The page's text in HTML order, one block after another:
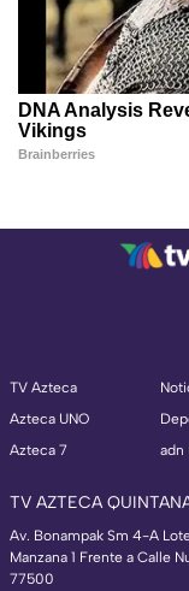
TV Azteca
Azteca UNO
Azteca 7
adn
TV AZTECA
Av. Bonampak Sm 4-A
Manzana 1 Frente a Calle
77500